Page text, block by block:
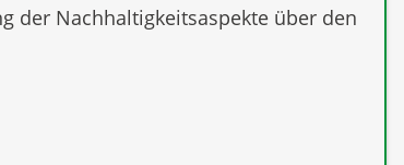
der Nachhaltigkeitsaspekte über den